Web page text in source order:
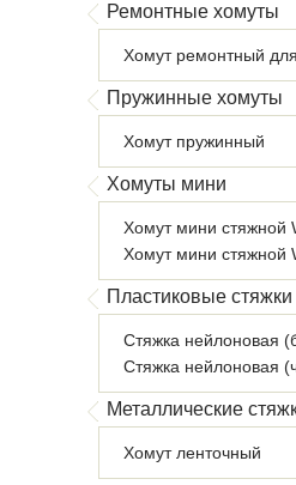
Ремонтные хомуты
Хомут ремонтный
Пружинные хомуты
Хомут пружинный
Хомуты мини
Хомут мини стяжной
Хомут мини стяжной
Пластиковые стяжки
Стяжка нейлоновая
Стяжка нейлоновая
Металлические
Хомут ленточный